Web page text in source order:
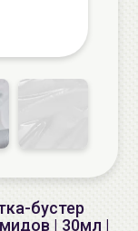
бустер
| 30мл |